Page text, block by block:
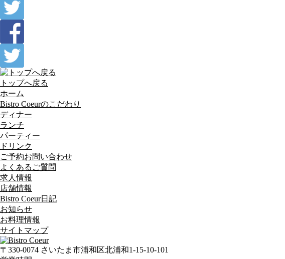
トップへ戻る
ホーム
Bistro Coeurのこだわり
ディナー
ランチ
パーティー
ドリンク
ご予約お問い合わせ
よくあるご質問
求人情報
店舗情報
Bistro Coeur日記
お知らせ
お料理情報
サイトマップ
〒330-0074 さいたま市浦和区北浦和1-15-10-101